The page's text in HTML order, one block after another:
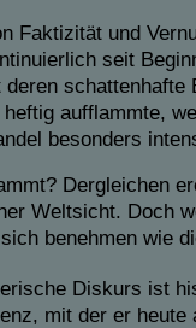
Faktizität und
seit
deren schattenhafte
aufflammte,
besonders
Dergleichen
Weltsicht. Doch
benehmen wie
Diskurs ist
mit der er heute